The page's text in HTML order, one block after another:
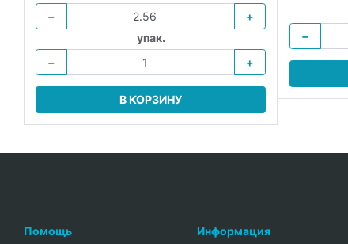
−
+
упак.
−
+
В КОРЗИНУ
−
Помощь Информация